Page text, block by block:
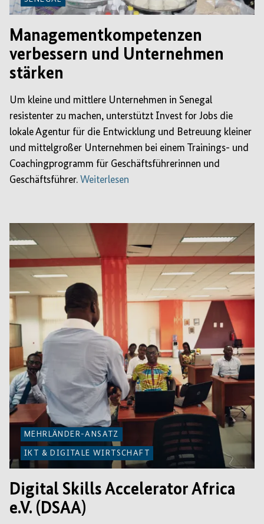
Managementkompetenzen
verbessern und Unternehmen
stärken
Um kleine und mittlere Unternehmen in Senegal
resistenter zu machen, unterstützt Invest for Jobs die
lokale Agentur für die Entwicklung und Betreuung kleiner
und mittelgroßer Unternehmen bei einem Trainings- und
Coachingprogramm für Geschäftsführerinnen und
Geschäftsführer. Weiterlesen
MEHRLÄNDER-ANSATZ
IKT & DIGITALE WIRTSCHAFT
Digital Skills Accelerator Africa
e.V. (DSAA)